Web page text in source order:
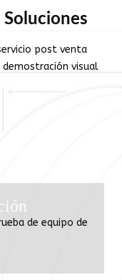
post venta
visual
de equipo de